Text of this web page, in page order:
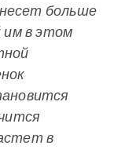
больше
им в этом
в